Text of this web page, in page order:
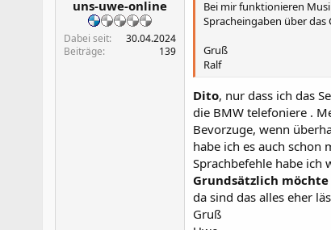
uns-uwe-online
Dabei seit
30.04.2024
Beiträge
139
Bei mir funktionieren
Spracheingaben über
Gruß
Ralf
Dito, nur dass ich das
die BMW telefoniere .
Bevorzuge, wenn
habe ich es auch schon
Sprachbefehle habe ich
Grundsätzlich
da sind das alles eher
Gruß